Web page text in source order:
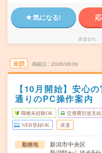
気になる!
派遣会社
未読 掲載日 2026/08/06
【10月開始】安心
通りのPC操作案内
職種未経験OK 交通費別途支給
WEB登録OK 派遣
勤務地
新潟市中央区